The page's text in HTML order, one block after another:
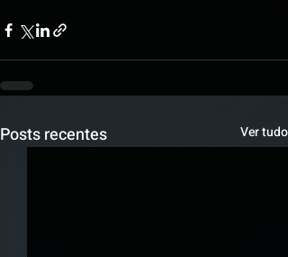
Posts recentes Ver tudo